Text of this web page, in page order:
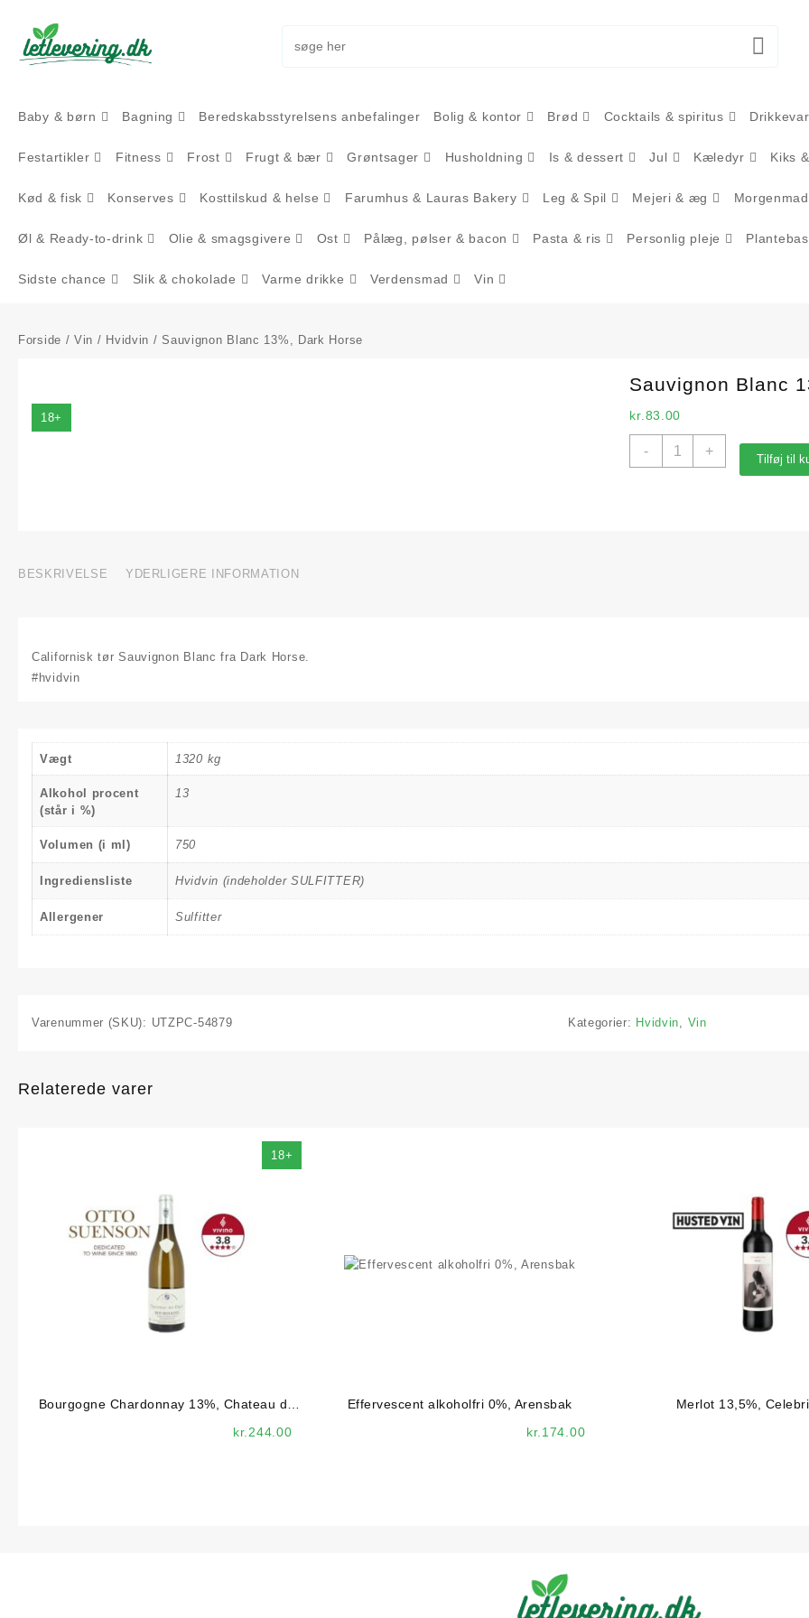
content
Baby & børn Bagning Beredskabsstyrelsens anbefalinger Bolig & kontor Brød Cocktails & spiritus
Festartikler Fitness Frost Frugt & bær Grøntsager Husholdning Is & dessert Jul Kæledyr Kiks
Kød & fisk Konserves Kosttilskud & helse Farumhus & Lauras Bakery Leg & Spil Mejeri & æg
Øl & Ready-to-drink Olie & smagsgivere Ost Pålæg, pølser & bacon Pasta & ris Personlig pleje
Sidste chance Slik & chokolade Varme drikke Verdensmad Vin
Forside /Vin / Hvidvin / Sauvignon Blanc 13%, Dark Horse
18+
Sauvignon Blanc
kr.83.00
-
Sauvignon
+
Tilføj til
BESKRIVELSE YDERLIGERE INFORMATION
Californisk tør Sauvignon Blanc fra Dark Horse.
#hvidvin
Vægt 1320 kg
Alkohol procent
(står i %)
13
Volumen (i ml) 750
Ingrediensliste Hvidvin (indeholder SULFITTER)
Allergener Sulfitter
Varenummer (SKU): UTZPC-54879 Kategorier: Hvidvin, Vin
Relaterede varer
18+
Bourgogne Chardonnay 13%, Chateau du
kr.244.00
Effervescent alkoholfri 0%, Arensbak
kr.174.00
Merlot 13,5%,